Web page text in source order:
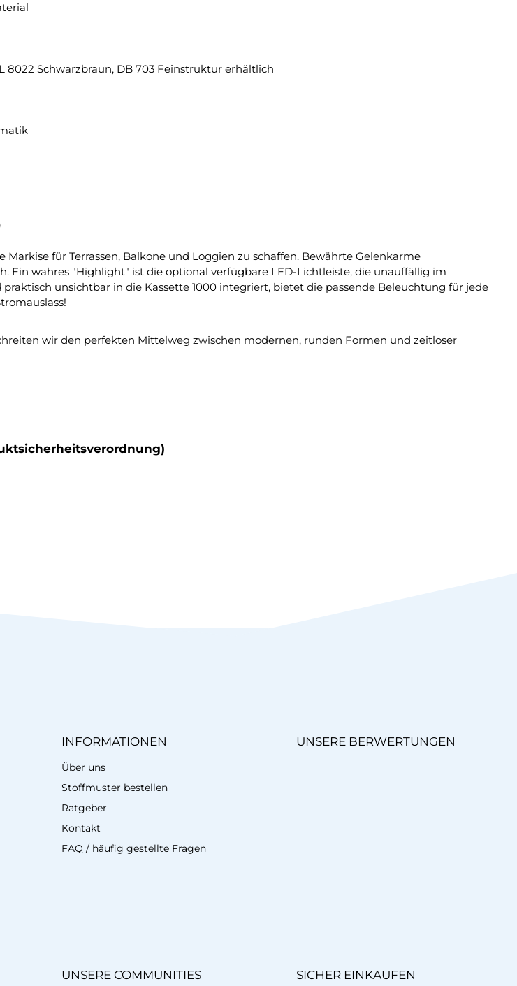
8022 Schwarzbraun, DB 703 Feinstruktur erhältlich
für Terrassen, Balkone und Loggien zu schaffen. Bewährte Gelenkarme
Ein wahres "Highlight" ist die optional verfügbare LED-Lichtleiste, die unauffällig im
unsichtbar in die Kassette 1000 integriert, bietet die passende Beleuchtung für jede
wir den perfekten Mittelweg zwischen modernen, runden Formen und zeitloser
INFORMATIONEN
Über uns
Stoffmuster bestellen
Ratgeber
Kontakt
FAQ / häufig gestellte Fragen
UNSERE BERWERTUNGEN
UNSERE COMMUNITIES SICHER EINKAUFEN